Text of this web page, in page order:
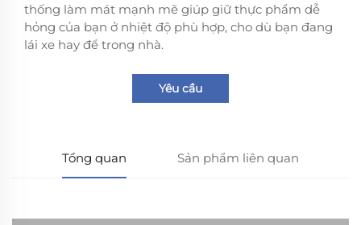
thống làm mát mạnh mẽ giúp giữ thực phẩm dễ
hỏng của bạn ở nhiệt độ phù hợp, cho dù bạn đang
lái xe hay để trong nhà.
Yêu cầu
Tổng quan Sản phẩm liên quan